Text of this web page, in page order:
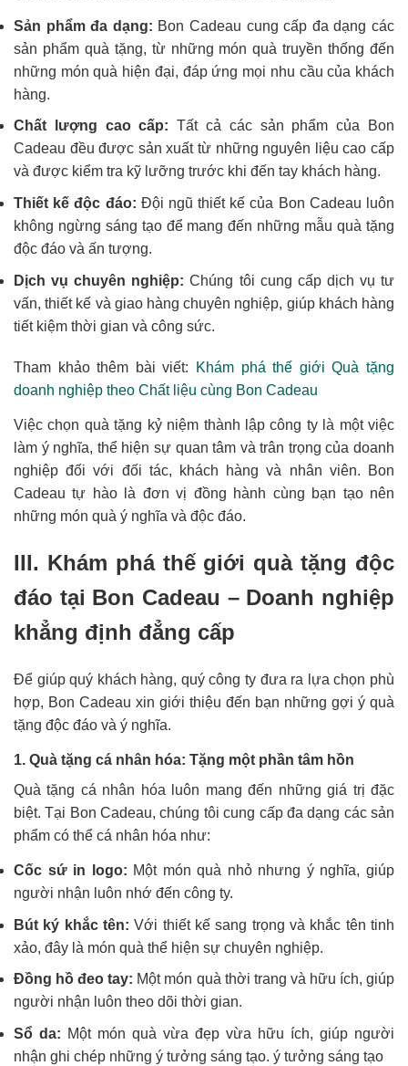
Sản phẩm đa dạng: Bon Cadeau cung cấp đa dạng các
sản phẩm quà tặng, từ những món quà truyền thống đến
những món quà hiện đại, đáp ứng mọi nhu cầu của khách
hàng.
Chất lượng cao cấp: Tất cả các sản phẩm của Bon
Cadeau đều được sản xuất từ những nguyên liệu cao cấp
và được kiểm tra kỹ lưỡng trước khi đến tay khách hàng.
Thiết kế độc đáo: Đội ngũ thiết kế của Bon Cadeau luôn
không ngừng sáng tạo để mang đến những mẫu quà tặng
độc đáo và ấn tượng.
Dịch vụ chuyên nghiệp: Chúng tôi cung cấp dịch vụ tư
vấn, thiết kế và giao hàng chuyên nghiệp, giúp khách hàng
tiết kiệm thời gian và công sức.
Tham khảo thêm bài viết:
Khám phá thế giới Quà tặng
doanh nghiệp theo Chất liệu cùng Bon Cadeau
Việc chọn quà tặng kỷ niệm thành lập công ty là một việc
làm ý nghĩa, thể hiện sự quan tâm và trân trọng của doanh
nghiệp đối với đối tác, khách hàng và nhân viên. Bon
Cadeau tự hào là đơn vị đồng hành cùng bạn tạo nên
những món quà ý nghĩa và độc đáo.
III. Khám phá thế giới quà tặng độc
đáo tại Bon Cadeau – Doanh nghiệp
khẳng định đẳng cấp
Để giúp quý khách hàng, quý công ty đưa ra lựa chọn phù
hợp, Bon Cadeau xin giới thiệu đến bạn những gợi ý quà
tặng độc đáo và ý nghĩa.
1. Quà tặng cá nhân hóa: Tặng một phần tâm hồn
Quà tặng cá nhân hóa luôn mang đến những giá trị đặc
biệt. Tại Bon Cadeau, chúng tôi cung cấp đa dạng các sản
phẩm có thể cá nhân hóa như:
Cốc sứ in logo: Một món quà nhỏ nhưng ý nghĩa, giúp
người nhận luôn nhớ đến công ty.
Bút ký khắc tên: Với thiết kế sang trọng và khắc tên tinh
xảo, đây là món quà thể hiện sự chuyên nghiệp.
Đồng hồ đeo tay: Một món quà thời trang và hữu ích, giúp
người nhận luôn theo dõi thời gian.
Sổ da: Một món quà vừa đẹp vừa hữu ích, giúp người
nhận ghi chép những ý tưởng sáng tạo. ý tưởng sáng tạo